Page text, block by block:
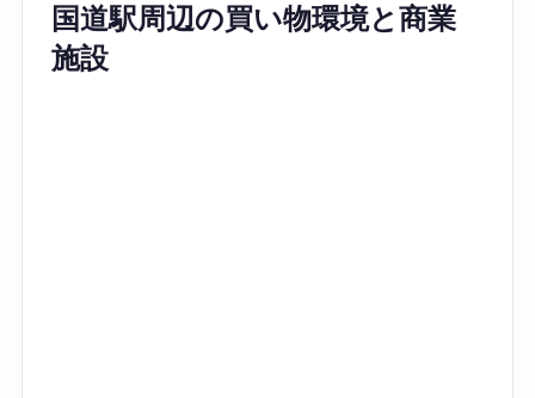
国道駅周辺の買い物環境と商業
施設